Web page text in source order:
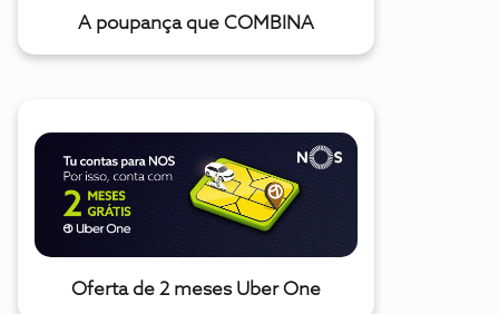
A poupança que COMBINA
Oferta de 2 meses Uber One